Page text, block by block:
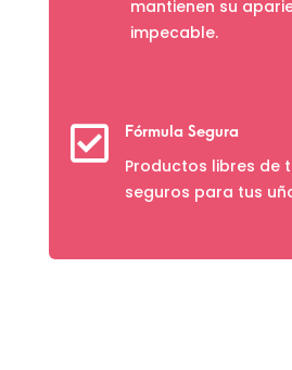
mantienen su
impecable.
 Fórmula Segura
Productos libres de
seguros para tus